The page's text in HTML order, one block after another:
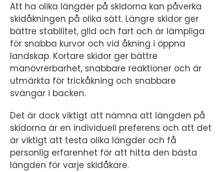
Att ha olika längder på skidorna kan påverka
skidåkningen på olika sätt. Längre skidor ger
bättre stabilitet, glid och fart och är lämpliga
för snabba kurvor och vid åkning i öppna
landskap. Kortare skidor ger bättre
manövrerbarhet, snabbare reaktioner och är
utmärkta för trickåkning och snabbare
svängar i backen.
Det är dock viktigt att nämna att längden på
skidorna är en individuell preferens och att det
är viktigt att testa olika längder och få
personlig erfarenhet för att hitta den bästa
längden för varje skidåkare.